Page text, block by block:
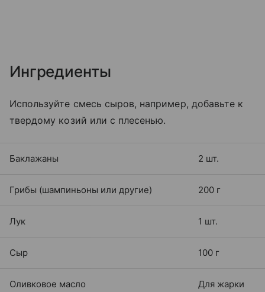
Ингредиенты
Используйте смесь сыров, например, добавьте к
твердому козий или с плесенью.
Баклажаны 2 шт.
Грибы (шампиньоны или другие) 200 г
Лук 1 шт.
Сыр 100 г
Оливковое масло Для жарки